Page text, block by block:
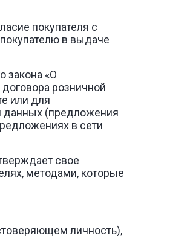
покупателя с
в выдаче
закона «О
розничной
или для
данных (предложения
в сети
свое
методами, которые
личность),